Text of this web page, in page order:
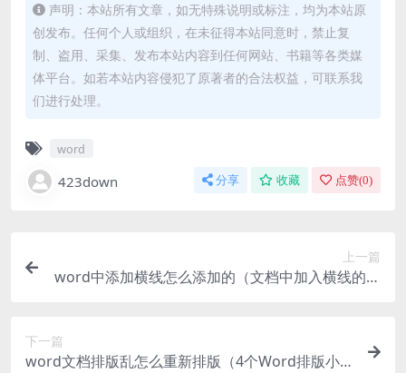
声明：本站所有文章，如无特殊说明或标注，均为本站原
创发布。任何个人或组织，在未征得本站同意时，禁止复
制、盗用、采集、发布本站内容到任何网站、书籍等各类媒
体平台。如若本站内容侵犯了原著者的合法权益，可联系我
们进行处理。
word
423down 分享 收藏 点赞(0)
上一篇
word中添加横线怎么添加的（文档中加入横线的方
下一篇
word文档排版乱怎么重新排版（4个Word排版小